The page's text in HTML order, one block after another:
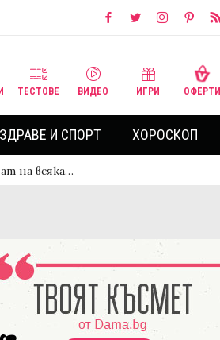
ТЕСТОВЕ ВИДЕО ИГРИ ОФЕРТИ
ЗДРАВЕ И СПОРТ ХОРОСКОП
на всяка…